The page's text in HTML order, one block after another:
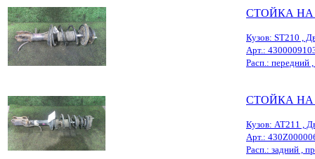
СТОЙКА НА
Кузов: ST210 ,
Арт.:
Расп.: передний
СТОЙКА НА
Кузов: AT211 ,
Арт.:
Расп.: задний ,